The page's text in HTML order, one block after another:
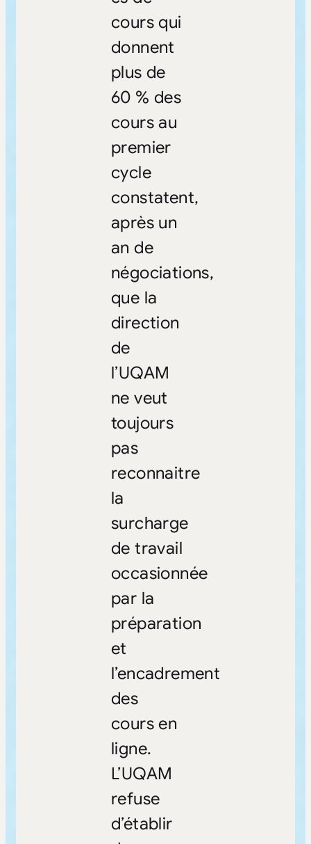
cours qui
donnent
plus de
60 % des
cours au
premier
cycle
constatent,
après un
an de
négociations,
que la
direction
de
l’UQAM
ne veut
toujours
pas
reconnaitre
la
surcharge
de travail
occasionnée
par la
préparation
et
l’encadrement
des
cours en
ligne.
L’UQAM
refuse
d’établir